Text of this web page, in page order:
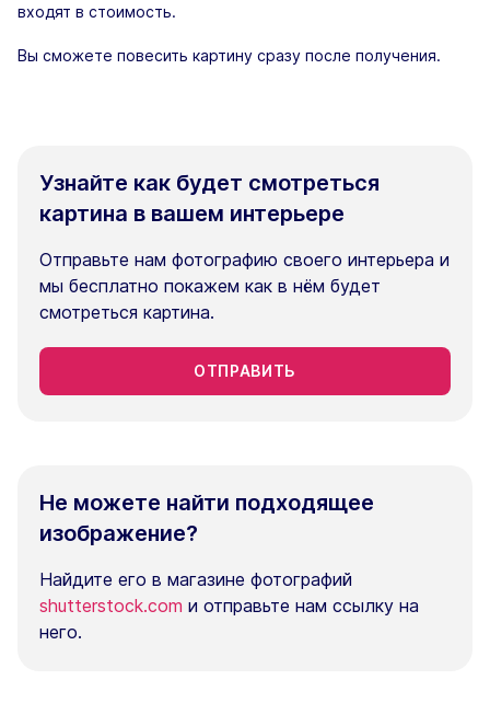
входят в стоимость.
Вы сможете повесить картину сразу после получения.
Узнайте как будет смотреться
картина в вашем интерьере
Отправьте нам фотографию своего интерьера и
мы бесплатно покажем как в нём будет
смотреться картина.
ОТПРАВИТЬ
Не можете найти подходящее
изображение?
Найдите его в магазине фотографий
shutterstock.com и отправьте нам ссылку на
него.